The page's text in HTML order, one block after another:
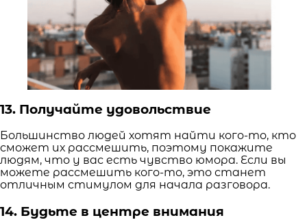
13. Получайте удовольствие
Большинство людей хотят найти кого-то, кто
сможет их рассмешить, поэтому покажите
людям, что у вас есть чувство юмора. Если вы
можете рассмешить кого-то, это станет
отличным стимулом для начала разговора.
14. Будьте в центре внимания